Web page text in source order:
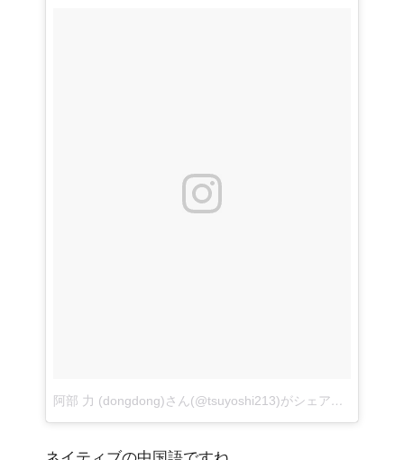
阿部 力 (dongdong)さん(@tsuyoshi213)がシェアした投稿